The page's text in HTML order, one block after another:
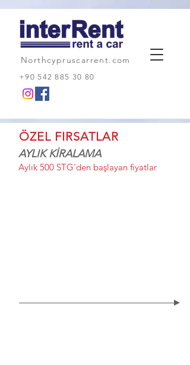
Northcypruscarrent.com
+90 542 885 30 80
ÖZEL FIRSATLAR
AYLIK KİRALAMA
Aylık 500 STG'den başlayan fiyatlar